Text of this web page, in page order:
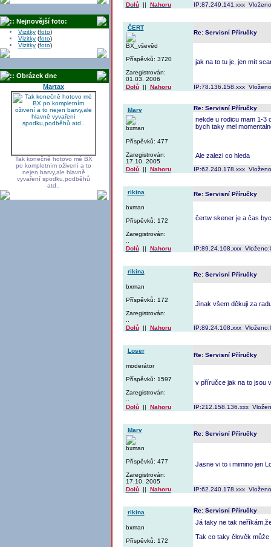
:: Nejnovější foto:
Vizitky (foto)
Vizitky (foto)
Vizitky (foto)
:: Obrázek dne
Martax
Tak konečně hotovo mé BX
po kompletním oživení a to
nejen barvy,ale hlavně
vyvaření spodku,podběhů
atd..
Dolů|| Nahoru IP:87.249.141.xxx
ČERT
BX_vševěd
Příspěvků: 3720
Zaregistrován:
01.03. 2006
Re: Servisní Příručky
jak na to tu je, jen mít
Dolů|| Nahoru IP:78.136.158.xxx
Marv
bxman
Příspěvků: 477
Zaregistrován:
17.10. 2005
Re: Servisní Příručky
nekde u rodicu mam 1-3
bych taky mel
Ale zalezi co hleda
Dolů|| Nahoru IP:62.240.178.xxx
rikina
bxman
Příspěvků: 172
Zaregistrován:
Re: Servisní Příručky
čertw skener je a čas
Dolů|| Nahoru IP:89.24.108.xxx
rikina
bxman
Příspěvků: 172
Zaregistrován:
Re: Servisní Příručky
Jinak všem děkuji za
Dolů|| Nahoru IP:89.24.108.xxx
Loser
moderátor
Příspěvků: 1597
Zaregistrován:
Re: Servisní Příručky
v příručce jak na to jsou
Dolů|| Nahoru IP:212.158.136.xxx
Marv
bxman
Příspěvků: 477
Zaregistrován:
17.10. 2005
Re: Servisní Příručky
Jasne vi to i mimino jen
Dolů|| Nahoru IP:62.240.178.xxx
rikina
bxman
Příspěvků: 172
Re: Servisní Příručky
Já taky ne tak
Tak co taky člověk